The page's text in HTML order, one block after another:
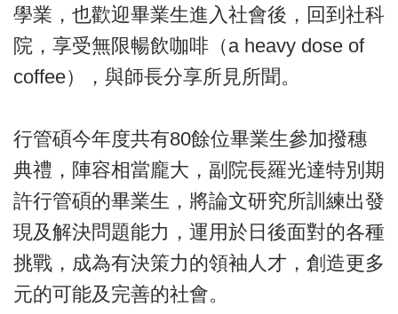
學業，也歡迎畢業生進入社會後，回到社科
院，享受無限暢飲咖啡（a heavy dose of
coffee），與師長分享所見所聞。
行管碩今年度共有80餘位畢業生參加撥穗
典禮，陣容相當龐大，副院長羅光達特別期
許行管碩的畢業生，將論文研究所訓練出發
現及解決問題能力，運用於日後面對的各種
挑戰，成為有決策力的領袖人才，創造更多
元的可能及完善的社會。